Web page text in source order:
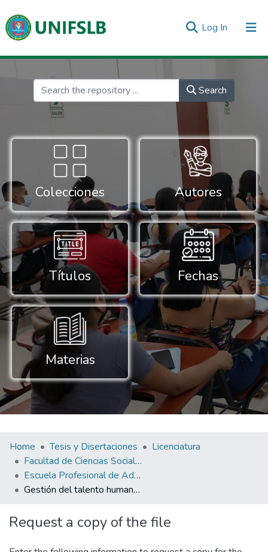
Log In (current)
Communities & Collections
Search
Colecciones Autores
Títulos Fechas
Materias
Home Tesis y Disertaciones
Licenciatura
Facultad de Ciencias Sociales y Empresariales
Escuela Profesional de Administración de Negocios Globales
Gestión del talento humano y productividad laboral en colaboradores de la municipalidad distrital de Rio Santiago, Condorcanqui, Amazonas, 2023
Request a copy of the file